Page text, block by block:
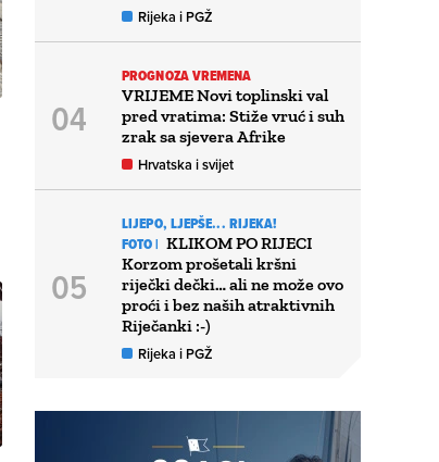
Rijeka i PGŽ
PROGNOZA VREMENA
VRIJEME Novi toplinski val
pred vratima: Stiže vruć i suh
zrak sa sjevera Afrike
Hrvatska i svijet
LIJEPO, LJEPŠE... RIJEKA!
FOTO | KLIKOM PO RIJECI
Korzom prošetali kršni
riječki dečki… ali ne može ovo
proći i bez naših atraktivnih
Riječanki :-)
Rijeka i PGŽ